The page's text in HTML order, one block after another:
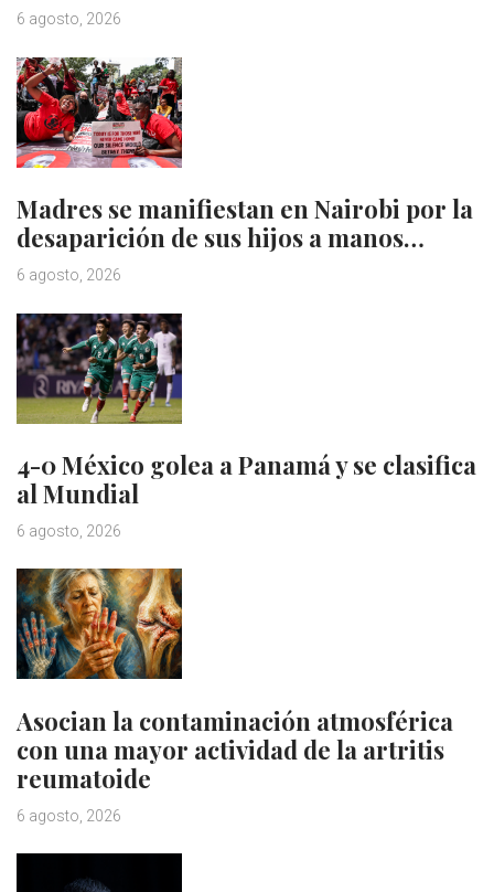
6 agosto, 2026
Madres se manifiestan en Nairobi por la
desaparición de sus hijos a manos…
6 agosto, 2026
4-0 México golea a Panamá y se clasifica
al Mundial
6 agosto, 2026
Asocian la contaminación atmosférica
con una mayor actividad de la artritis
reumatoide
6 agosto, 2026